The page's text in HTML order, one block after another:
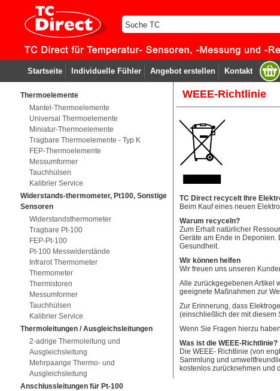
Startseite Individuelle Fühler Angebot erstellen Kontakt
Thermoelemente
Mantel-Thermoelemente
Universal Thermoelemente
Miniatur-Thermoelemente
Tragbare Thermoelemente - Typ K
FEP-Thermoelemente
Messumformer
Tauchhülsen
Kalibrier Service
Widerstands-thermometer, Pt100, Sonstige
Sensoren
Widerstandsthermometer
Tragbare Pt-100
FEP-Pt-100
Pt-100 Messwiderstände
Infrarot Thermometer
Thermometer
Thermistoren
Messumformer
Tauchhülsen
Kalibrier Service
Thermoleitungen / Ausgleichsleitungen
2-adrige Thermoleitung und
Ausgleichsleitung
Mehrpaarige Thermo- und
Ausgleichsleitung
Anschlussleitungen für Pt-100
WEEE-Richtlinie
TC Direct recycelt Ihre
Beim Kauf eines neuen
Warum recyceln?
Zum Erhalt natürlicher
Geräte am Ende in
Gesundheit.
Wir können helfen
Wir freuen uns unseren
Alle zurückgegebenen Artikel
geeignete Maßnahmen zur
Zur Erinnerung, dass
(einschließlich der mit diesem
Wenn Sie Fragen hierzu
Was ist die WEEE-Richtlinie?
Die WEEE- Richtlinie (von
Sammlung und
kostenlos zurücknehmen und